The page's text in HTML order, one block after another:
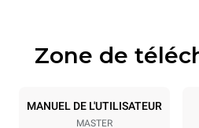
Caractéristiques
6
Espace entre les plaques
Zone de
MANUEL DE L'UTILISATEUR
MASTER